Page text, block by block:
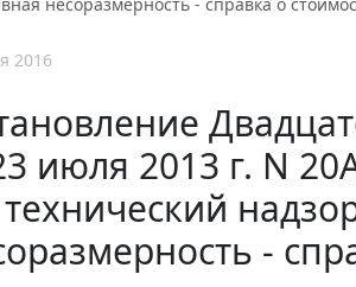
2016
июля 2013 г. N
технический
-